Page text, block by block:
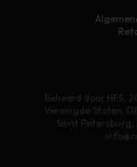
Beheerd door HFS,
Verenigde Staten.
Saint Petersburg,